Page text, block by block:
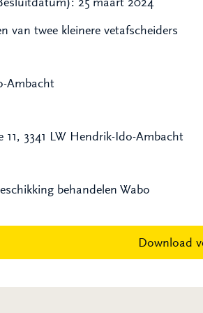
van twee kleinere vetafscheiders
Ambacht
11, 3341 LW Hendrik-Ido-Ambacht
behandelen Wabo
Download